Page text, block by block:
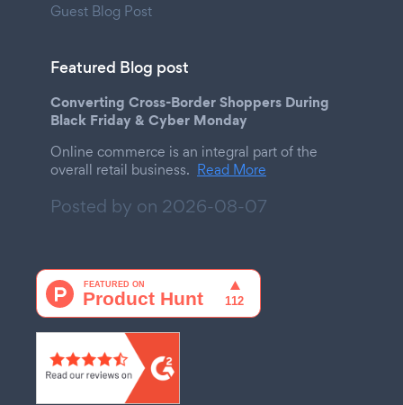
Guest Blog Post
Featured Blog post
Converting Cross-Border Shoppers During
Black Friday & Cyber Monday
Online commerce is an integral part of the
overall retail business. Read More
Posted by on 2026-08-07